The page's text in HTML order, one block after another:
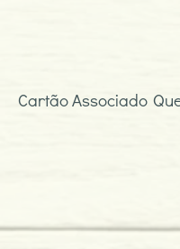
Cartão Associado